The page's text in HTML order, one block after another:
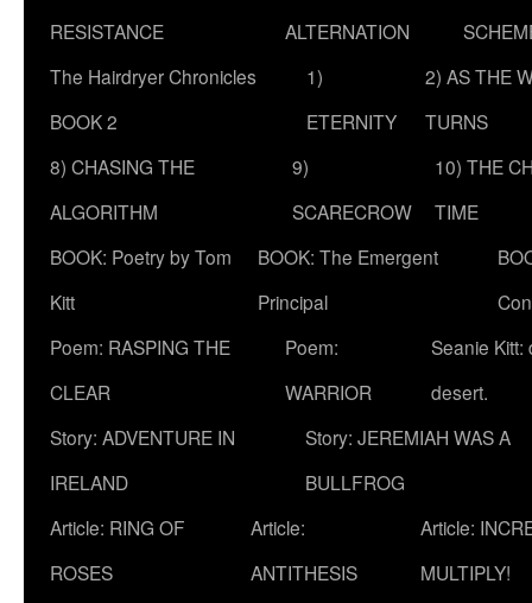
RESISTANCE
ALTERNATION
The Hairdryer Chronicles
BOOK 2
1)
ETERNITY
2) AS THE
TURNS
8) CHASING THE
ALGORITHM
9)
SCARECROW
10) THE
TIME
BOOK: Poetry by Tom
Kitt
BOOK: The Emergent
Principal
Poem: RASPING THE
CLEAR
Poem:
WARRIOR
Seanie Kitt:
desert.
Story: ADVENTURE IN
IRELAND
Story: JEREMIAH WAS A
BULLFROG
Article: RING OF
ROSES
Article:
ANTITHESIS
Article:
MULTIPLY!